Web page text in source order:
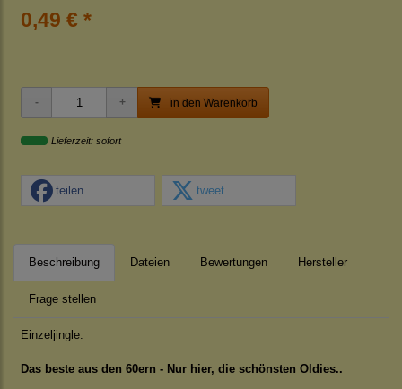
0,49 € *
in den Warenkorb
Lieferzeit: sofort
teilen tweet
Beschreibung Dateien Bewertungen Hersteller
Frage stellen
Einzeljingle:
Das beste aus den 60ern - Nur hier, die schönsten Oldies..